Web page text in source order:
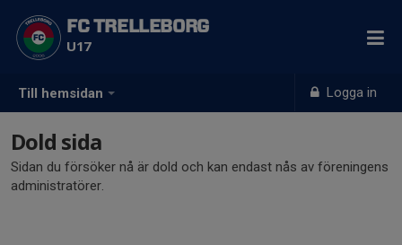
Till hemsidan Logga in
FC TRELLEBORG
U17
Dold sida
Sidan du försöker nå är dold och kan endast nås av föreningens
administratörer.